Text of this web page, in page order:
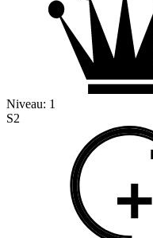
Niveau: 1
S2